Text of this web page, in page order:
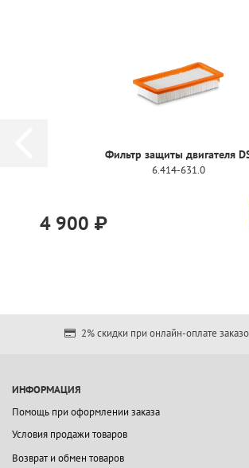
Фильтр защиты двигателя
6.414-631.0
4 900 ₽
2% скидки при онлайн-оплате
ИНФОРМАЦИЯ
Помощь при оформлении заказа
Условия продажи товаров
Возврат и обмен товаров